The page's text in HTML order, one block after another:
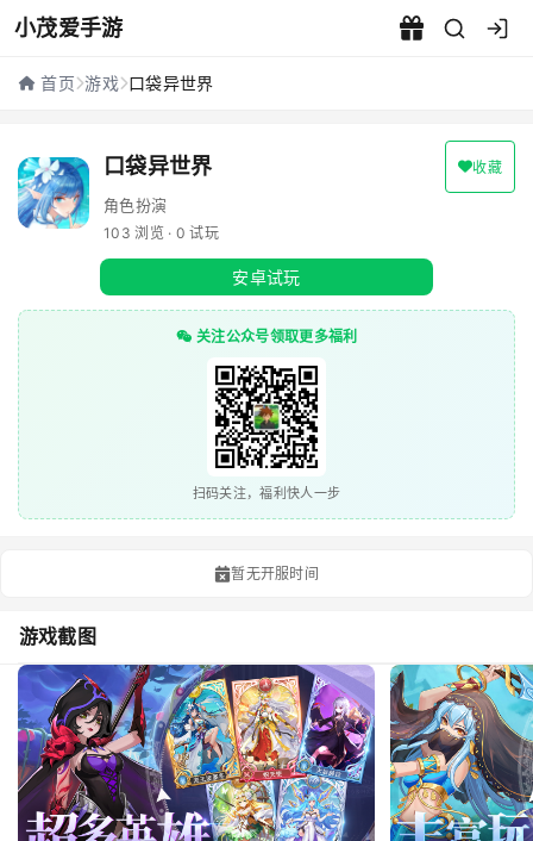
小茂爱手游
口袋异世界 - 小茂爱手游
首页 游戏 口袋异世界
口袋异世界 收藏
角色扮演
103 浏览 · 0 试玩
安卓试玩
关注公众号领取更多福利
扫码关注，福利快人一步
暂无开服时间
游戏截图